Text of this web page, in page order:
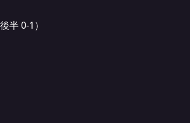
半 0-1）